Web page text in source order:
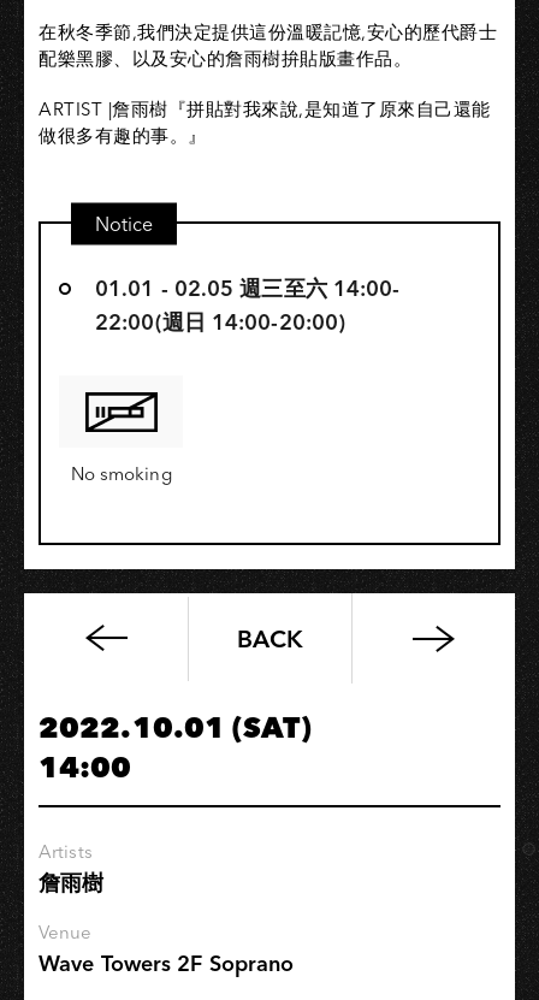
在秋冬季節,我們決定提供這份溫暖記憶,安心的歷代爵士
配樂黑膠、以及安心的詹雨樹拚貼版畫作品。
ARTIST |詹雨樹『拼貼對我來說,是知道了原來自己還能
做很多有趣的事。』
Notice
01.01 - 02.05 週三至六 14:00-
22:00(週日 14:00-20:00)
No smoking
Moondream
BACK
2022.10.01 (SAT)
14:00
Artists
詹雨樹
Venue
Wave Towers 2F Soprano